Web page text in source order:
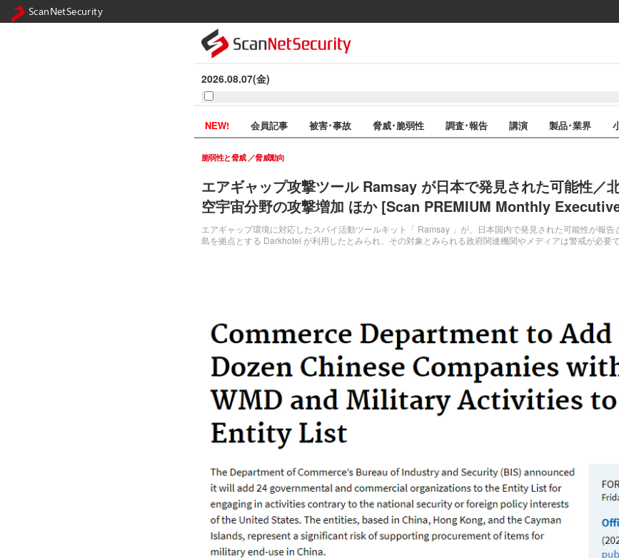
2026.08.07(金)
NEW! 会員記事 被害･事故 脅威･脆弱性 調査･報告 講演 製品･業界
エアギャップ攻撃ツール Ramsay が日本で発見された可能性／
空宇宙分野の攻撃増加 ほか [Scan PREMIUM Monthly
エアギャップ環境に対応したスパイ活動ツールキット「 Ramsay 」が、日本国内で発見された可能性が報
島を拠点とする Darkhotel が利用したとみられ、その対象とみられる政府関連機関やメディアは警戒が必要で
脆弱性と脅威 脅威動向
ScanNetSecurity